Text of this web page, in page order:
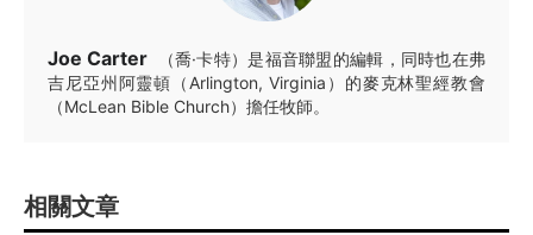
Joe Carter
（喬·卡特）是福音聯盟的編輯，同時也在弗
吉尼亞州阿靈頓（Arlington, Virginia）的麥克林聖經教會
（McLean Bible Church）擔任牧師。
相關文章